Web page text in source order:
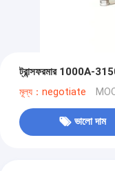
ট্রান্সফরমার 1000A-
মূল্য：negotiate
ভালো দাম